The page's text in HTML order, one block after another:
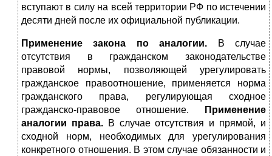
вступают в силу на всей территории РФ по истечении
десяти дней после их официальной публикации.
Применение закона по аналогии. В случае
отсутствия в гражданском законодательстве
правовой нормы, позволяющей урегулировать
гражданское правоотношение, применяется норма
гражданского права, регулирующая сходное
гражданско-правовое отношение.
Применение
аналогии права.В случае отсутствия и прямой, и
сходной норм, необходимых для урегулирования
конкретного отношения. В этом случае обязанности и